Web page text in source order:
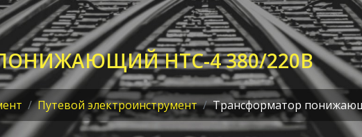
НТС-4 380/220В
Путевой электроинструмент Трансформатор